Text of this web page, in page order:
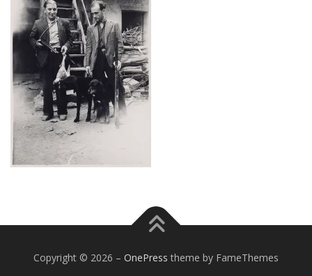
Copyright © 2026 – OnePress theme by FameThemes